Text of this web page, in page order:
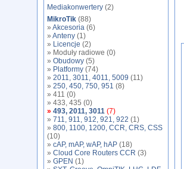
Mediakonwertery (2)
MikroTik (88)
» Akcesoria (6)
» Anteny (1)
» Licencje (2)
» Moduły radiowe (0)
» Obudowy (5)
» Platformy (74)
» 2011, 3011, 4011, 5009 (11)
» 250, 450, 750, 951 (8)
» 411 (0)
» 433, 435 (0)
» 493, 2011, 3011 (7)
» 711, 911, 912, 921, 922 (1)
» 800, 1100, 1200, CCR, CRS, CSS
(10)
» cAP, mAP, wAP, hAP (18)
» Cloud Core Routers CCR (3)
» GPEN (1)